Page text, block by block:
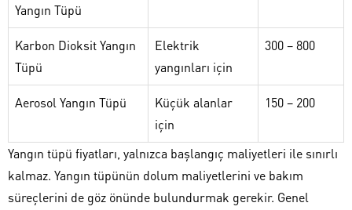
Yangın Tüpü
Karbon Dioksit Yangın
Tüpü
Elektrik
yangınları için
300 – 800
Aerosol Yangın Tüpü
Küçük alanlar
için
150 – 200
Yangın tüpü fiyatları, yalnızca başlangıç maliyetleri ile sınırlı
kalmaz. Yangın tüpünün dolum maliyetlerini ve bakım
süreçlerini de göz önünde bulundurmak gerekir. Genel